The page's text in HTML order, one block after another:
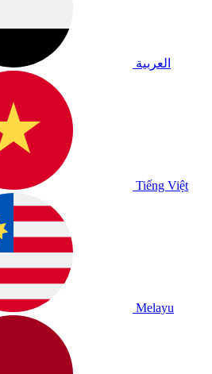
العربية
Tiếng Việt
Melayu